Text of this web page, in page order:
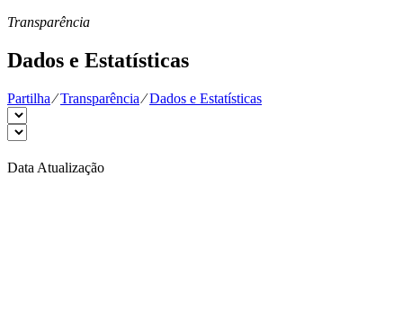
Transparência
Dados e Estatísticas
Partilha⁄Transparência⁄Dados e Estatísticas
Data Atualização